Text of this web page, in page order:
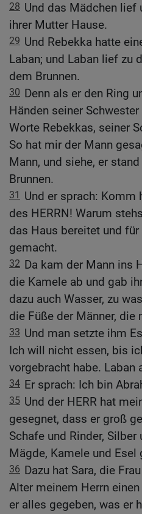
28 Und das Mädchen lief
ihrer Mutter Hause.
29 Und Rebekka hatte
Laban; und Laban lief zu
dem Brunnen.
30 Denn als er den Ring
Händen seiner
Worte Rebekkas, seiner
So hat mir der Mann
Mann, und siehe, er
Brunnen.
31
Und er sprach: Komm
des HERRN! Warum
das Haus bereitet und
gemacht.
32 Da kam der Mann ins
die Kamele ab und gab
dazu auch Wasser, zu
die Füße der Männer, die
33 Und man setzte ihm
Ich will nicht essen, bis
vorgebracht habe. Laban
34 Er sprach: Ich bin
35 Und der HERR hat
gesegnet, dass er groß
Schafe und Rinder,
Mägde, Kamele und Esel
36 Dazu hat Sara, die
Alter meinem Herrn
er alles gegeben, was er